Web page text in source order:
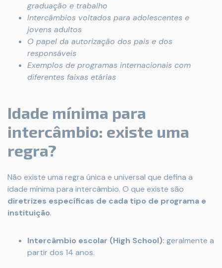
graduação e trabalho
Intercâmbios voltados para adolescentes e
jovens adultos
O papel da autorização dos pais e dos
responsáveis
Exemplos de programas internacionais com
diferentes faixas etárias
Idade mínima para
intercâmbio: existe uma
regra?
Não existe uma regra única e universal que defina a
idade mínima para intercâmbio. O que existe são
diretrizes específicas de cada tipo de programa e
instituição.
Intercâmbio escolar (High School): geralmente a
partir dos 14 anos.